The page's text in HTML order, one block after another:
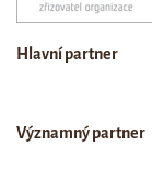
Hlavní partner
Významný partner